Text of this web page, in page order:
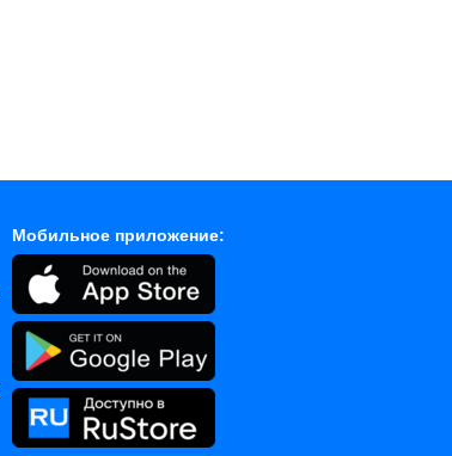
Мобильное приложение: